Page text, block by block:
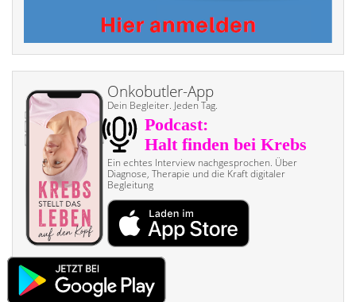
Onkobutler-App
Dein Begleiter. Jeden Tag.
Ein echtes Interview nach­gesprochen. Über
Diagnose, Therapie und die Kraft digitaler
Begleitung